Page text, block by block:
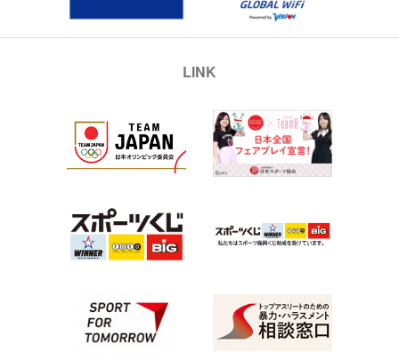
LINK